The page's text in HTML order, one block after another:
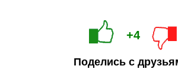
+4
Поделись с